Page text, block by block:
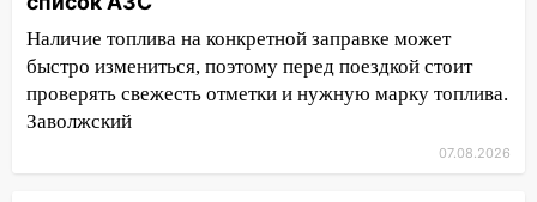
14:04
Жару смоет ливнями: прогноз
погоды в Ульяновской области на
выходные 8-9 августа
13:30 В Ульяновске транспортные
Наличие топлива на конкретной заправке может
быстро измениться, поэтому перед поездкой стоит
проверять свежесть отметки и нужную марку топлива.
Заволжский
07.08.2026